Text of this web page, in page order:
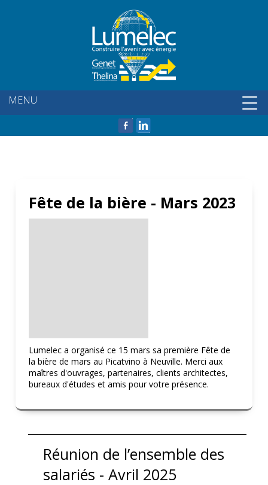
MENU
ACCUEIL
PRÉSENTATION
ELECTRICITÉ BÂTIMENT
ELECTRICITÉ INDUSTRIE
SÉCURITÉ PROTECTION
LOGEMENT COLLECTIF
NOS RÉALISATIONS
ACTUALITÉS
PARRAINAGE
GENET
Fête de la bière - Mars 2023
Lumelec a organisé ce 15 mars sa première Fête de
la bière de mars au Picatvino à Neuville. Merci aux
maîtres d'ouvrages, partenaires, clients architectes,
bureaux d'études et amis pour votre présence.
Réunion de l’ensemble des
salariés - Avril 2025